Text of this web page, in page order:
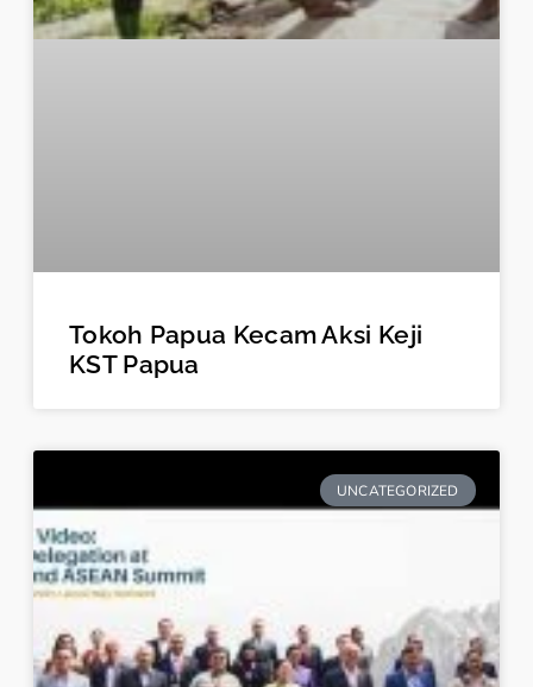
Tokoh Papua Kecam Aksi Keji
KST Papua
UNCATEGORIZED